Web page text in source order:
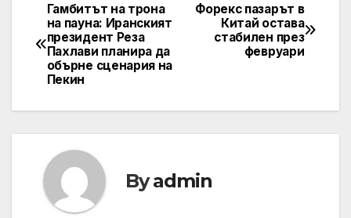
Post
navigation
Форекс пазарът в
Китай остава
стабилен през
февруари
Гамбитът на трона
на пауна: Иранският
президент Реза
Пахлави планира да
обърне сценария на
Пекин
Byadmin